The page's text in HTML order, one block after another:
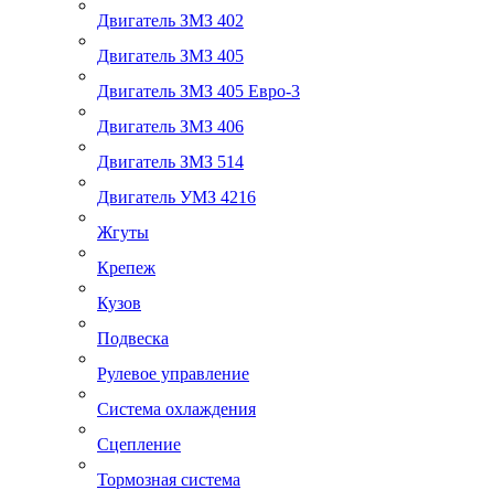
Двигатель ЗМЗ 402
Двигатель ЗМЗ 405
Двигатель ЗМЗ 405 Евро-3
Двигатель ЗМЗ 406
Двигатель ЗМЗ 514
Двигатель УМЗ 4216
Жгуты
Крепеж
Кузов
Подвеска
Рулевое управление
Система охлаждения
Сцепление
Тормозная система